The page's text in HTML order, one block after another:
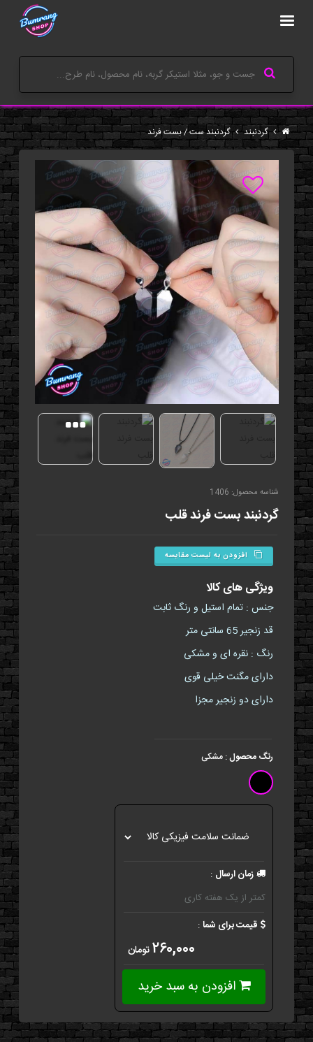
گردنبند گردنبند ست / بست فرند
شناسه محصول: 1406
گردنبند بست فرند قلب
افزودن به لیست مقایسه
ویژگی های کالا
جنس : تمام استیل و رنگ ثابت
قد زنجیر 65 سانتی متر
رنگ : نقره ای و مشکی
دارای مگنت خیلی قوی
دارای دو زنجیر مجزا
رنگ محصول: مشکی
زمان ارسال :
کمتر از یک هفته کاری
قیمت برای شما:
۲۶۰,۰۰۰تومان
افزودن به سبد خرید